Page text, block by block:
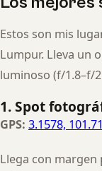
Estos son mis
Lumpur. Lleva un
luminoso (f/1.8–f/
1. Spot
GPS: 3.1578,
Llega con margen